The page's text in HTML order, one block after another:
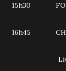
15h30
16h45
Liverpool